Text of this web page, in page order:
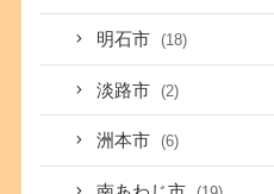
明石市 (18)
淡路市 (2)
洲本市 (6)